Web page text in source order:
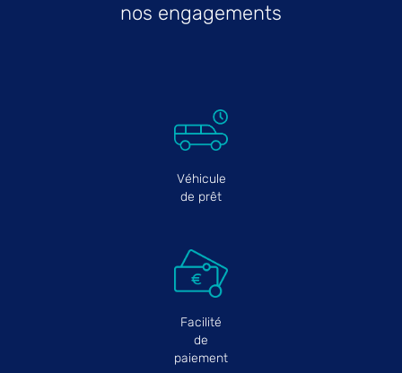
nos engagements
Véhicule
de prêt
Facilité
de
paiement